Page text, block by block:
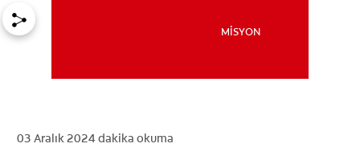
MİSYON
MİSYON
03 Aralık 2024dakika okuma